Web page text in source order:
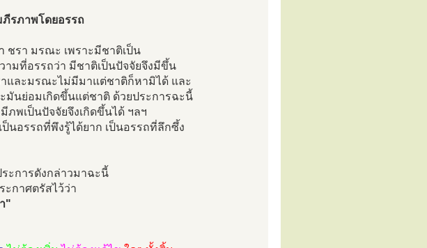
รภาพโดยอรรถ
ชรา มรณะ เพราะมีชาติเป็น
ามที่อรรถว่า มีชาติเป็นปัจจัยจึงมีขึ้น
าและมรณะไม่มีมาแต่ชาติก็หามิได้ และ
มันย่อมเกิดขึ้นแต่ชาติ ด้วยประการฉะนี้
ภพเป็นปัจจัยจึงเกิดขึ้นได้ ฯลฯ
นอรรถที่พึงรู้ได้ยาก เป็นอรรถที่ลึกซึ้ง
ระการดังกล่าวมาฉะนี้
ะกาศตรัสไว้ว่า
"